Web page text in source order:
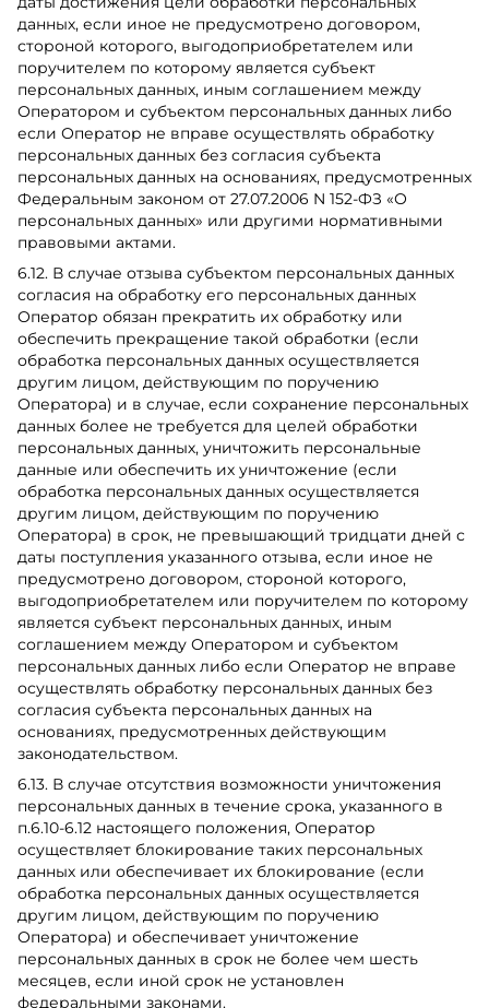
данных, если иное не предусмотрено договором,
стороной которого, выгодоприобретателем или
поручителем по которому является субъект
персональных данных, иным соглашением между
Оператором и субъектом персональных данных либо
если Оператор не вправе осуществлять обработку
персональных данных без согласия субъекта
персональных данных на основаниях, предусмотренных
Федеральным законом от 27.07.2006 N 152-ФЗ «О
персональных данных» или другими нормативными
правовыми актами.
6.12. В случае отзыва субъектом персональных данных
согласия на обработку его персональных данных
Оператор обязан прекратить их обработку или
обеспечить прекращение такой обработки (если
обработка персональных данных осуществляется
другим лицом, действующим по поручению
Оператора) и в случае, если сохранение персональных
данных более не требуется для целей обработки
персональных данных, уничтожить персональные
данные или обеспечить их уничтожение (если
обработка персональных данных осуществляется
другим лицом, действующим по поручению
Оператора) в срок, не превышающий тридцати дней с
даты поступления указанного отзыва, если иное не
предусмотрено договором, стороной которого,
выгодоприобретателем или поручителем по которому
является субъект персональных данных, иным
соглашением между Оператором и субъектом
персональных данных либо если Оператор не вправе
осуществлять обработку персональных данных без
согласия субъекта персональных данных на
основаниях, предусмотренных действующим
законодательством.
6.13. В случае отсутствия возможности уничтожения
персональных данных в течение срока, указанного в
п.6.10-6.12 настоящего положения, Оператор
осуществляет блокирование таких персональных
данных или обеспечивает их блокирование (если
обработка персональных данных осуществляется
другим лицом, действующим по поручению
Оператора) и обеспечивает уничтожение
персональных данных в срок не более чем шесть
месяцев, если иной срок не установлен
федеральными законами.